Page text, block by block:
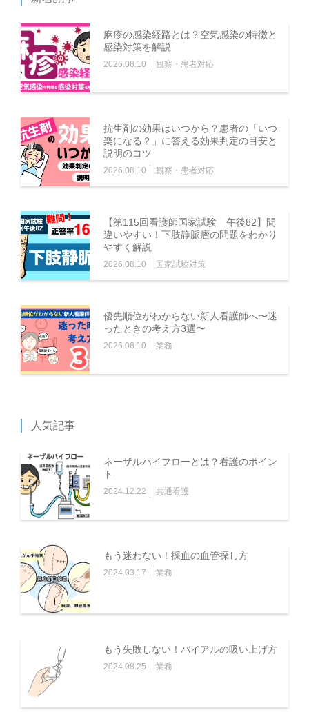
社の定める一定の情報（以下「登録事項」といいます。）
を当社の定める方法で当社に提供することにより、当社に
対し、本サービスの利用の登録を申請することができま
す。
2.当社は、当社の基準に従って、第１項に基づいて登録申
請を行った登録希望者（以下「登録申請者」といいま
す。）の登録の可否を判断し、当社が登録を認める場合に
はその旨を登録申請者に通知します。登録申請者の登録ユ
もって完了
したものとします。 3.前項に定める登録の完了時に、サー
ビス利用契約が登録ユーザーと当社の間に成立し、登録ユ
ーザーは本サービスを本規約に従い利用することができる
4.当社は、登録申請者が、以下の各号のいずれかの事由に
該当する場合は、登録及び再登録を拒否することがあり、
またその理由について一切開示義務を負いません。
(1)当社に提供した登録事項の全部または一部につき虚
いずれかであり、法定代理人、後見人、保佐人または補助
(3)反社会的勢力等（暴力団、暴力団員、右翼団体、反社
会的勢力、その他これに準ずる者を意味します。以下同
じ。）である、または資金提供その他を通じて反社会的勢
力等の維持、運営もしくは経営に協力もしくは関与する等
ると当社が判断した場合
(4)過去当社との契約に違反した者またはその関係者であ
ると当社が判断した場合
第4条（登録事項の変更）
登録ユーザーは、登録事項に変更があった場合、当社の定
麻疹の感染経路とは？空気感染の特徴と
感染対策を解説
2026.08.10 観察・患者対応
抗生剤の効果はいつから？患者の「いつ
楽になる？」に答える効果判定の目安と
説明のコツ
2026.08.10 観察・患者対応
【第115回看護師国家試験 午後82】間
違いやすい！下肢静脈瘤の問題をわかり
やすく解説
2026.08.10 国家試験対策
優先順位がわからない新人看護師へ〜迷
ったときの考え方3選〜
2026.08.10 業務
人気記事
ネーザルハイフローとは？看護のポイン
ト
2024.12.22 共通看護
もう迷わない！採血の血管探し方
2024.03.17 業務
もう失敗しない！バイアルの吸い上げ方
2024.08.25 業務